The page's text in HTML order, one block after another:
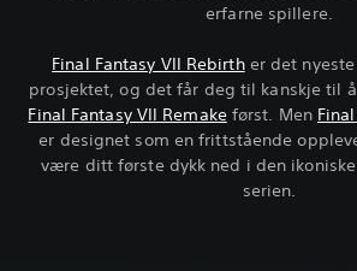
erfarne spillere.
Final Fantasy VII Rebirther det
prosjektet, og det får deg til kanskje til
Final Fantasy VII Remakeførst. Men
er designet som en frittstående
være ditt første dykk ned i den ikoniske
serien.